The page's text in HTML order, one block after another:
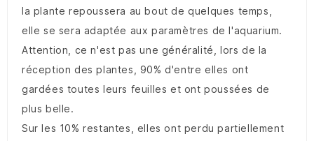
la plante repoussera au bout de quelques temps,
elle se sera adaptée aux paramètres de l'aquarium.
Attention, ce n'est pas une généralité, lors de la
réception des plantes, 90% d'entre elles ont
gardées toutes leurs feuilles et ont poussées de
plus belle.
Sur les 10% restantes, elles ont perdu partiellement